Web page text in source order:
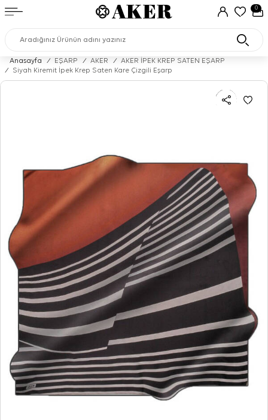
0
Anasayfa / EŞARP / AKER /
AKER İPEK KREP SATEN EŞARP
/
Siyah Kiremit İpek Krep Saten Kare Çizgili Eşarp